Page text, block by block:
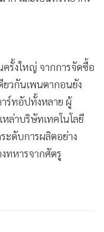
าก และเป็นทรัพยากร
รั้งใหญ่ จากการจัดซื้อ
วกันเพนตากอนยัง
ล่าบริษัทเทคโนโลยี
ทหารจากศัตรู